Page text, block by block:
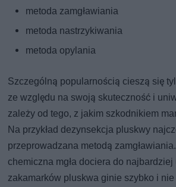
metoda zamgławiania
metoda nastrzykiwania
metoda opylania
Szczególną popularnością cieszą się
ze względu na swoją skuteczność i
zależy od tego, z jakim szkodnikiem
Na przykład dezynsekcja pluskwy
przeprowadzana metodą
chemiczna mgła dociera do najbardziej
zakamarków pluskwa ginie szybko i